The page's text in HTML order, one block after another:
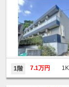
1階 7.1万円 1K